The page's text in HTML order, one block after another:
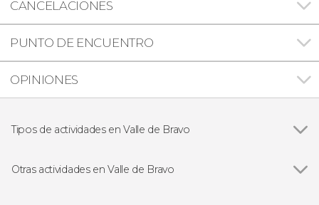
CANCELACIONES
PUNTO DE ENCUENTRO
OPINIONES
Tipos de actividades en Valle de Bravo
Senderismo / Trekking
Otras actividades en Valle de Bravo